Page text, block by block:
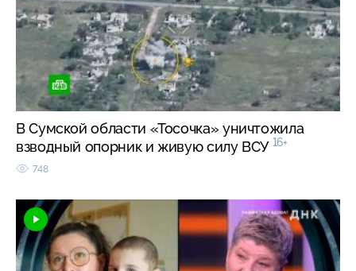
В Сумской области «Тосочка» уничтожила
взводный опорник и живую силу ВСУ 16+
748